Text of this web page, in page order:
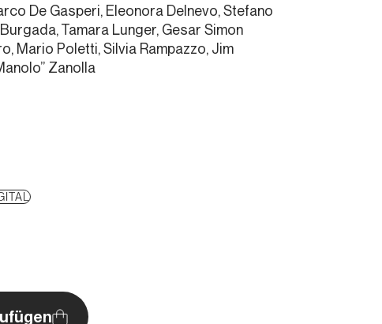
De Gasperi, Eleonora Delnevo, Stefano
Tamara Lunger, Gesar Simon
Mario Poletti, Silvia Rampazzo, Jim
Zanolla